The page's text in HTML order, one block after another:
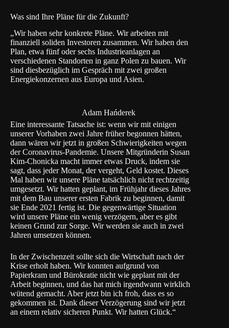
Was sind Ihre Pläne für die Zukunft?
„Wir haben sehr konkrete Pläne. Wir arbeiten mit
finanziell soliden Investoren zusammen. Wir haben den
Plan, etwa fünf oder sechs Industrieanlagen an
verschiedenen Standorten in ganz Polen zu bauen. Wir
sind diesbezüglich im Gespräch mit zwei großen
Energiekonzernen aus Europa und Asien.
Adam Hańderek
Eine interessante Tatsache ist: wenn wir mit einigen
unserer Vorhaben zwei Jahre früher begonnen hätten,
dann wären wir jetzt in großen Schwierigkeiten wegen
der Coronavirus-Pandemie. Unsere Mitgründerin Susan
Kim-Chonicka macht immer etwas Druck, indem sie
sagt, dass jeder Monat, der vergeht, Geld kostet. Dieses
Mal haben wir unsere Pläne tatsächlich nicht rechtzeitig
umgesetzt. Wir hatten geplant, im Frühjahr dieses Jahres
mit dem Bau unserer ersten Fabrik zu beginnen, damit
sie Ende 2021 fertig ist. Die gegenwärtige Situation
wird unsere Pläne ein wenig verzögern, aber es gibt
keinen Grund zur Sorge. Wir werden sie auch in zwei
Jahren umsetzen können.
In der Zwischenzeit sollte sich die Wirtschaft nach der
Krise erholt haben. Wir konnten aufgrund von
Papierkram und Bürokratie nicht wie geplant mit der
Arbeit beginnen, und das hat mich irgendwann wirklich
wütend gemacht. Aber jetzt bin ich froh, dass es so
gekommen ist. Dank dieser Verzögerung sind wir jetzt
an einem relativ sicheren Punkt. Wir hatten Glück.“